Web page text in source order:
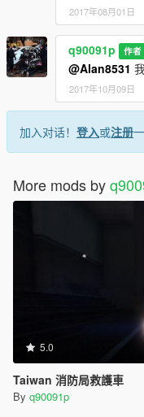
2017年08月01日
q90091p 作者
@Alan8531
2017年10月09日
加入对话！ 登入或注册
More mods by
5.0
Taiwan 消防局救護車
By q90091p